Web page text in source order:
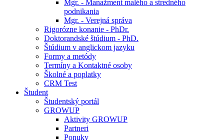
Mgr. - Manažment malého a stredného
podnikania
Mgr. - Verejná správa
Rigorózne konanie - PhDr.
Doktorandské štúdium - PhD.
Štúdium v anglickom jazyku
Formy a metódy
Termíny a Kontaktné osoby
Školné a poplatky
CRM Test
Študent
Študentský portál
GROWUP
Aktivity GROWUP
Partneri
Ponuky